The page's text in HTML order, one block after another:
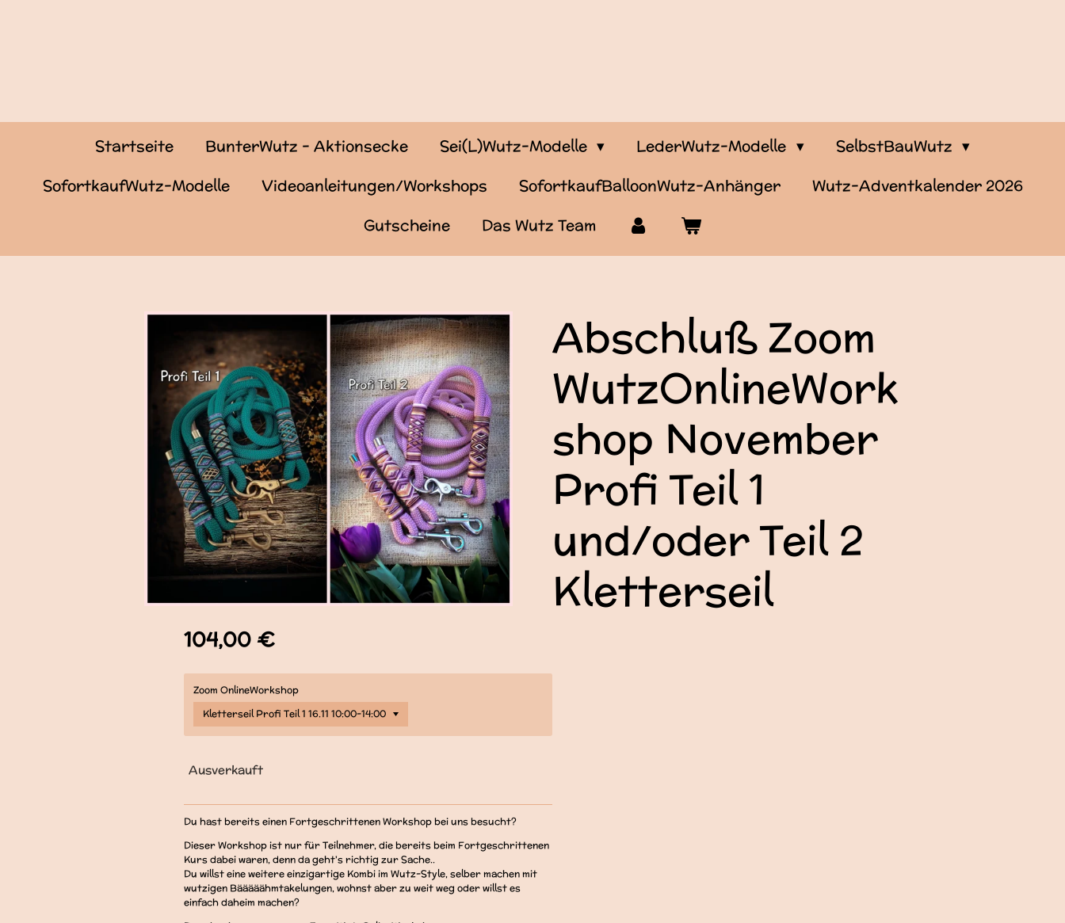
Startseite BunterWutz - Aktionsecke Sei(L)Wutz-Modelle LederWutz-Modelle
SelbstBauWutz
SofortkaufWutz-Modelle
Videoanleitungen/Workshops SofortkaufBalloonWutz-Anhänger
Wutz-Adventkalender 2026
Gutscheine
Das Wutz Team
Abschluß Zoom
WutzOnlineWork
shop November
Profi Teil 1
und/oder Teil 2
Kletterseil
104,00 €
Zoom OnlineWorkshop
Ausverkauft
Du hast bereits einen Fortgeschrittenen Workshop bei uns besucht?
Dieser Workshop ist nur für Teilnehmer, die bereits beim Fortgeschrittenen
Kurs dabei waren, denn da geht's richtig zur Sache..
Du willst eine weitere einzigartige Kombi im Wutz-Style, selber machen mit
wutzigen Bääääähmtakelungen, wohnst aber zu weit weg oder willst es
einfach daheim machen?